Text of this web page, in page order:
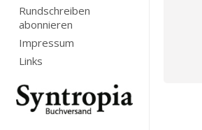
Rundschreiben
abonnieren
Impressum
Links